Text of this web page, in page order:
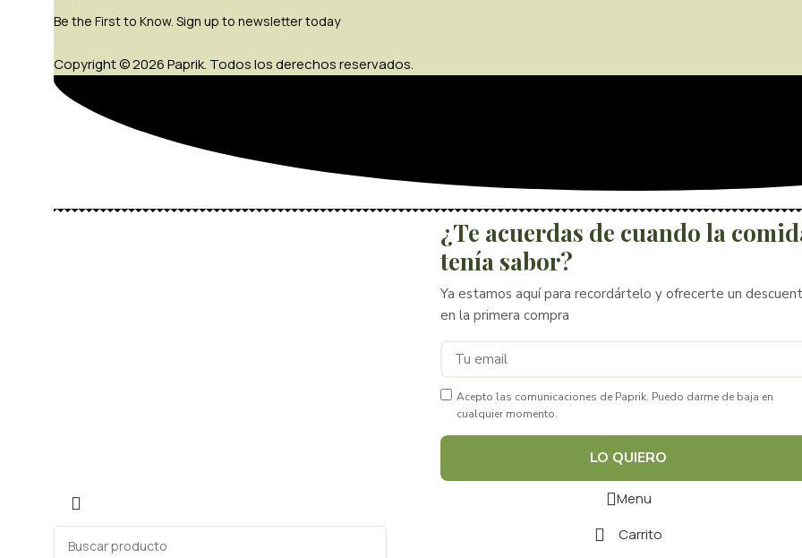
Be the First to Know. Sign up to newsletter today
Copyright © 2026 Paprik. Todos los derechos reservados.
¿Te acuerdas de cuando la
tenía sabor?
Ya estamos aquí para recordártelo y ofrecerte un
en la primera compra
Acepto las comunicaciones de Paprik. Puedo darme de baja en
cualquier momento.
LO QUIERO
Menu
Carrito